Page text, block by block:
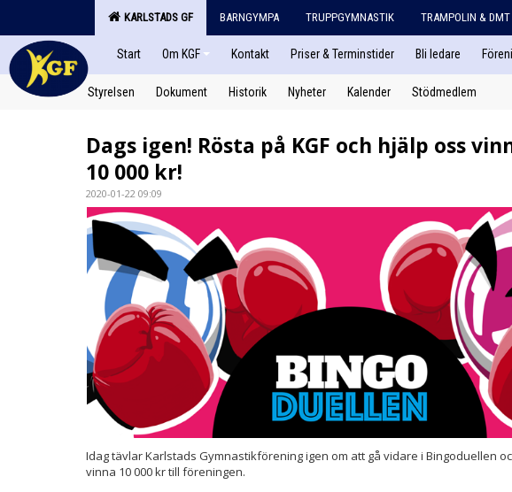
KARLSTADS GF BARNGYMPA TRUPPGYMNASTIK TRAMPOLIN & DMT
Start Om KGF Kontakt Priser & Terminstider Bli ledare
Styrelsen Dokument Historik Nyheter Kalender Stödmedlem
Dags igen! Rösta på KGF och hjälp oss
10 000 kr!
2020-01-22 09:09
Idag tävlar Karlstads Gymnastikförening igen om att gå vidare i Bingoduellen
vinna 10 000 kr till föreningen.